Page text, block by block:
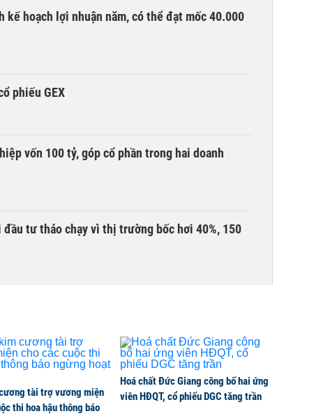
kế hoạch lợi nhuận năm, có thể đạt mốc 40.000
phiếu GEX
vốn 100 tỷ, góp cổ phần trong hai doanh
tư tháo chạy vì thị trường bốc hơi 40%, 150
trên sàn báo lãi tăng 64%, không vay một
tham gia vào hệ sinh thái Vingroup
tài trợ vương miện
thi hoa hậu thông báo
Hoá chất Đức Giang công bố hai ứng
viên HĐQT, cổ phiếu DGC tăng trần